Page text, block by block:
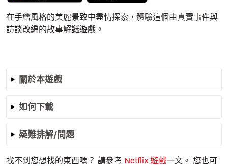
在手繪風格的美麗景致中盡情探索，體驗這個由真實事件與
訪談改編的故事解謎遊戲。
關於本遊戲
如何下載
疑難排解/問題
找不到您想找的東西嗎？ 請參考 Netflix 遊戲一文。 您也可